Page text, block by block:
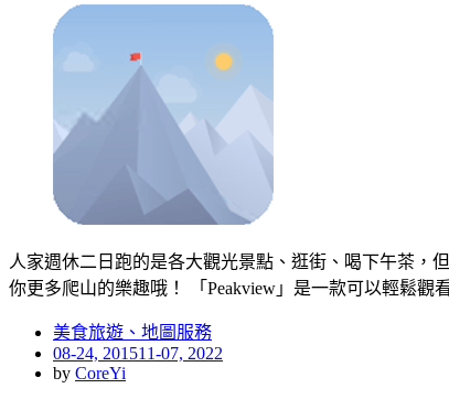
人家週休二日跑的是各大觀光景點、逛街、喝下午茶，
你更多爬山的樂趣哦！ 「Peakview」是一款可以輕鬆觀
美食旅遊、地圖服務
Posted
on
08-24, 201511-07, 2022
by CoreYi